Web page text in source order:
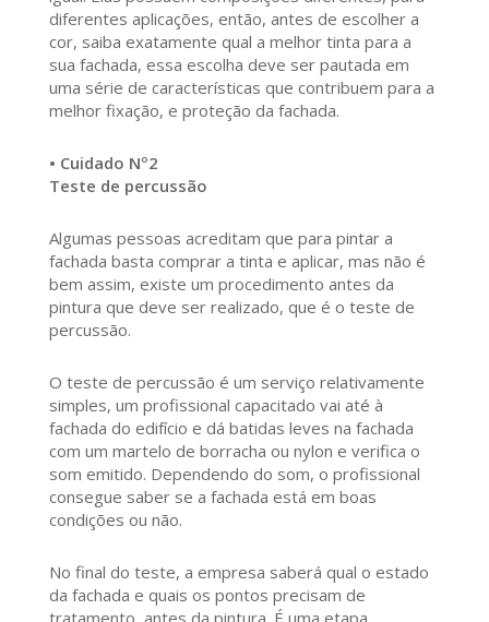
diferentes aplicações, então, antes de escolher a
cor, saiba exatamente qual a melhor tinta para a
sua fachada, essa escolha deve ser pautada em
uma série de características que contribuem para a
melhor fixação, e proteção da fachada.
• Cuidado Nº2
Teste de percussão
Algumas pessoas acreditam que para pintar a
fachada basta comprar a tinta e aplicar, mas não é
bem assim, existe um procedimento antes da
pintura que deve ser realizado, que é o teste de
percussão.
O teste de percussão é um serviço relativamente
simples, um profissional capacitado vai até à
fachada do edifício e dá batidas leves na fachada
com um martelo de borracha ou nylon e verifica o
som emitido. Dependendo do som, o profissional
consegue saber se a fachada está em boas
condições ou não.
No final do teste, a empresa saberá qual o estado
da fachada e quais os pontos precisam de